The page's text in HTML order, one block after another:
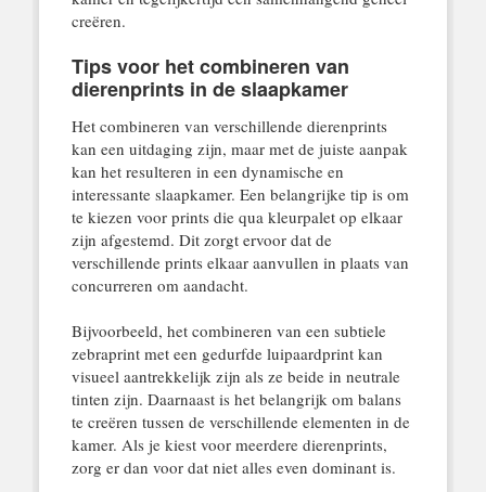
creëren.
Tips voor het combineren van
dierenprints in de slaapkamer
Het combineren van verschillende dierenprints
kan een uitdaging zijn, maar met de juiste aanpak
kan het resulteren in een dynamische en
interessante slaapkamer. Een belangrijke tip is om
te kiezen voor prints die qua kleurpalet op elkaar
zijn afgestemd. Dit zorgt ervoor dat de
verschillende prints elkaar aanvullen in plaats van
concurreren om aandacht.
Bijvoorbeeld, het combineren van een subtiele
zebraprint met een gedurfde luipaardprint kan
visueel aantrekkelijk zijn als ze beide in neutrale
tinten zijn. Daarnaast is het belangrijk om balans
te creëren tussen de verschillende elementen in de
kamer. Als je kiest voor meerdere dierenprints,
zorg er dan voor dat niet alles even dominant is.